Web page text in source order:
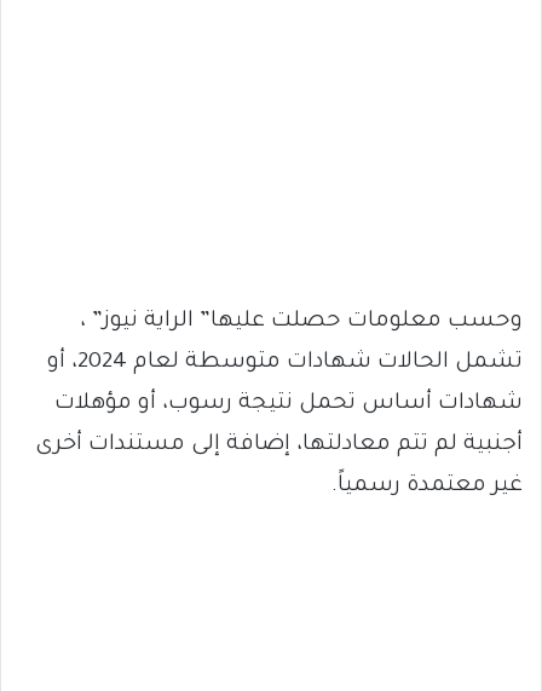
وحسب معلومات حصلت عليها” الراية نيوز” ،
تشمل الحالات شهادات متوسطة لعام 2024، أو
شهادات أساس تحمل نتيجة رسوب، أو مؤهلات
أجنبية لم تتم معادلتها، إضافة إلى مستندات أخرى
غير معتمدة رسمياً.